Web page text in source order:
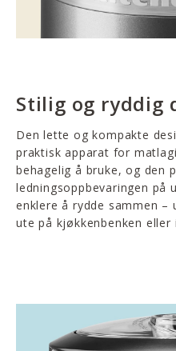
Stilig og ryddig
Den lette og kompakte
praktisk apparat for
behagelig å bruke, og den
ledningsoppbevaringen på
enklere å rydde sammen
ute på kjøkkenbenken eller